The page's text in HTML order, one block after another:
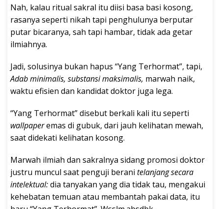
Nah, kalau ritual sakral itu diisi basa basi kosong,
rasanya seperti nikah tapi penghulunya berputar
putar bicaranya, sah tapi hambar, tidak ada getar
ilmiahnya.
Jadi, solusinya bukan hapus “Yang Terhormat”, tapi,
Adab minimalis, substansi maksimalis, marwah naik,
waktu efisien dan kandidat doktor juga lega.
“Yang Terhormat” disebut berkali kali itu seperti
wallpaperemas di gubuk, dari jauh kelihatan mewah,
saat didekati kelihatan kosong.
Marwah ilmiah dan sakralnya sidang promosi doktor
justru muncul saat penguji berani telanjang secara
intelektual:dia tanyakan yang dia tidak tau, mengakui
kehebatan temuan atau membantah pakai data, itu